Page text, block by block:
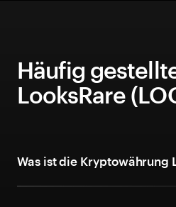
Häufig
LooksRare
Was ist die Kryptowährung